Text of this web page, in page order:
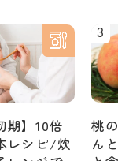
期】10倍
レシピ/炊
3
桃
ん